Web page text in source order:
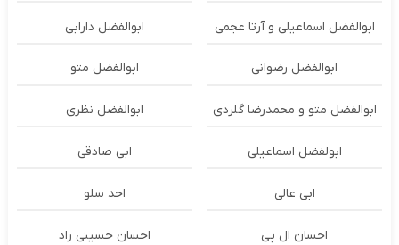
ابوالفضل اسماعیلی و آرتا عجمی ابوالفضل دارابی
ابوالفضل رضوانی ابوالفضل متو
ابوالفضل متو و محمدرضا گلردی ابوالفضل نظری
ابولفضل اسماعیلی ابی صادقی
ابی عالی احد سلو
احسان ال پی احسان حسینی راد